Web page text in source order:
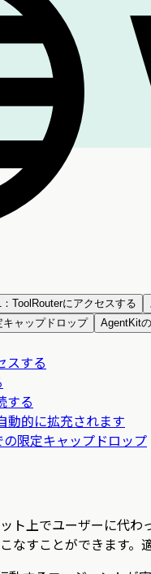
ToolRouterにアクセスする
ャップドロップ
AgentKit
スする
する
動的に拡充されます
限定キャップドロップ
ト上でユーザーに代
なすことができます。